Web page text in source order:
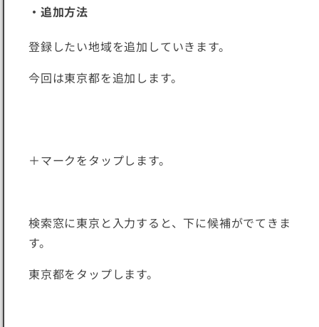
・追加方法
登録したい地域を追加していきます。
今回は東京都を追加します。
＋マークをタップします。
検索窓に東京と入力すると、下に候補がでてきま
す。
東京都をタップします。